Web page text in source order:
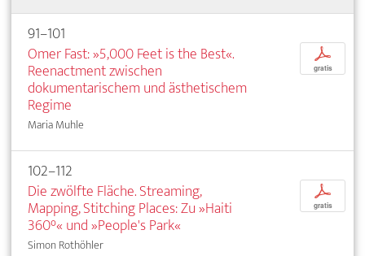
91–101
Omer Fast: »5,000 Feet is the Best«.
Reenactment zwischen
dokumentarischem und ästhetischem
Regime
Maria Muhle
p
gratis
102–112
Die zwölfte Fläche. Streaming,
Mapping, Stitching Places: Zu »Haiti
360°« und »People's Park«
Simon Rothöhler
p
gratis